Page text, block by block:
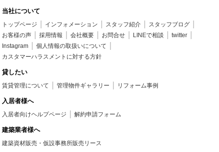
当社について
トップページ インフォメーション スタッフ紹介
スタッフブログ
お客様の声
採用情報 会社概要 お問合せ LINEで相談
twitter
Instagram
個人情報の取扱いについて
カスタマーハラスメントに対する方針
貸したい
賃貸管理について 管理物件ギャラリー リフォーム事例
入居者様へ
入居者向けヘルプページ 解約申請フォーム
建築業者様へ
建築資材販売・仮設事務所販売リース